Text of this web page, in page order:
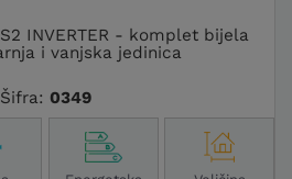
S2 INVERTER - komplet bijela
i vanjska jedinica
Šifra: 0349